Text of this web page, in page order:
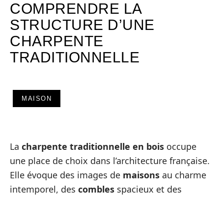
COMPRENDRE LA
STRUCTURE D’UNE
CHARPENTE
TRADITIONNELLE
MAISON
La charpente traditionnelle en bois occupe
une place de choix dans l’architecture française.
Elle évoque des images de maisons au charme
intemporel, des combles spacieux et des